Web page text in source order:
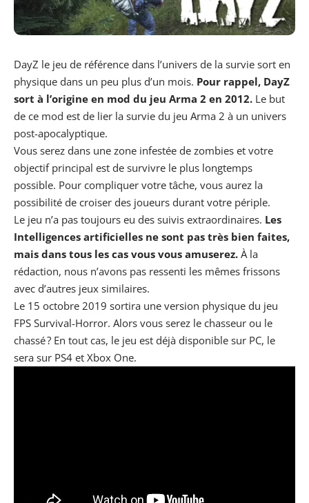
DayZ le jeu de référence dans l’univers de la survie sort en
physique dans un peu plus d’un mois. Pour rappel, DayZ
sort à l’origine en mod du jeu Arma 2 en 2012. Le but
de ce mod est de lier la survie du jeu Arma 2 à un univers
post-apocalyptique.
Vous serez dans une zone infestée de zombies et votre
objectif principal est de survivre le plus longtemps
possible. Pour compliquer votre tâche, vous aurez la
possibilité de croiser des joueurs durant votre périple.
Le jeu n’a pas toujours eu des suivis extraordinaires. Les
Intelligences artificielles ne sont pas très bien faites,
mais dans tous les cas vous vous amuserez. À la
rédaction, nous n’avons pas ressenti les mêmes frissons
avec d’autres jeux similaires.
Le 15 octobre 2019 sortira une version physique du jeu
FPS Survival-Horror. Alors vous serez le chasseur ou le
chassé ? En tout cas, le jeu est déjà disponible sur PC, le
sera sur PS4 et Xbox One.